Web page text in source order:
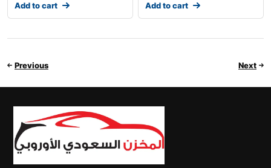
Add to cart Add to cart
Previous Next